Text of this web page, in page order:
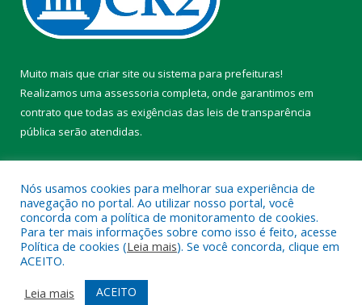
Muito mais que criar site ou sistema para prefeituras!
Realizamos uma assessoria completa, onde garantimos em
contrato que todas as exigências das leis de transparência
pública serão atendidas.
Todos os direitos reservados a Prefeitura Municipal de Chaves.
Mapa do Site
Acessar Área Administrativa
Nós usamos cookies para melhorar sua experiência de
navegação no portal. Ao utilizar nosso portal, você
concorda com a política de monitoramento de cookies.
Para ter mais informações sobre como isso é feito, acesse
Política de cookies (Leia mais). Se você concorda, clique em
ACEITO.
Leia mais
ACEITO